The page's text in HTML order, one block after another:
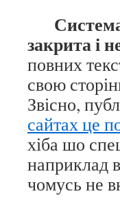
Система
закрита і
повних
свою
Звісно,
сайтах це
хіба шо
наприклад
чомусь не